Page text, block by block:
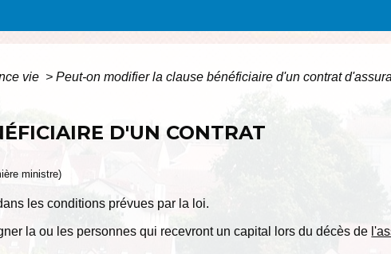
vie > Peut-on modifier la clause bénéficiaire d'un contrat
D'UN CONTRAT
ministre)
les conditions prévues par la loi.
la ou les personnes qui recevront un capital lors du décès de